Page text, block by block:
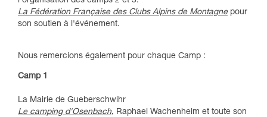
La Fédération Française des Clubs Alpins de Montagnepour
son soutien à l'événement.
Nous remercions également pour chaque Camp :
Camp 1
La Mairie de Gueberschwihr
Le camping d'Osenbach, Raphael Wachenheim et toute son